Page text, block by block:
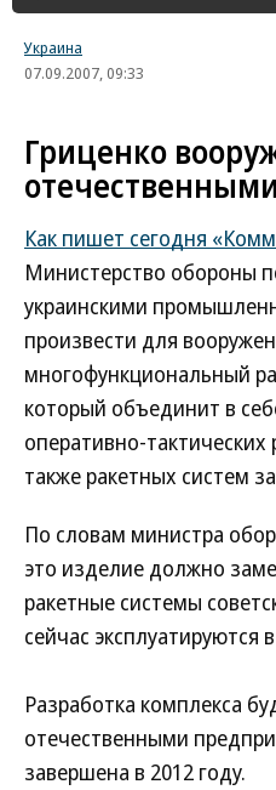
Украина
07.09.2007, 09:33
Гриценко
Как пишет сегодня
Министерство обороны
украинскими
произвести для
многофункциональный
который объединит в
оперативно-
также ракетных систем
По словам министра
это изделие должно
ракетные системы
сейчас эксплуатируются
Разработка комплекса
отечественными
завершена в 2012 году.